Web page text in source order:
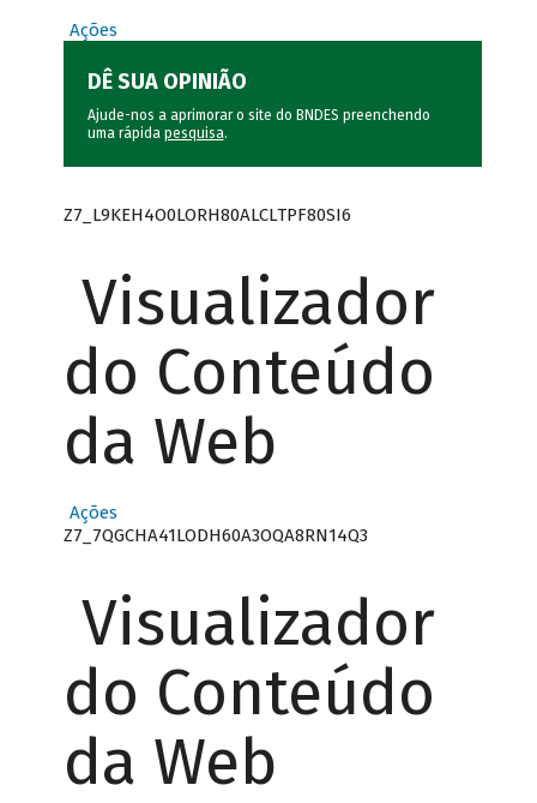
Ações
DÊ SUA OPINIÃO
Ajude-nos a aprimorar o site do BNDES preenchendo
uma rápida pesquisa.
Z7_L9KEH4O0LORH80ALCLTPF80SI6
Visualizador
do Conteúdo
da Web
Ações
Z7_7QGCHA41LODH60A3OQA8RN14Q3
Visualizador
do Conteúdo
da Web